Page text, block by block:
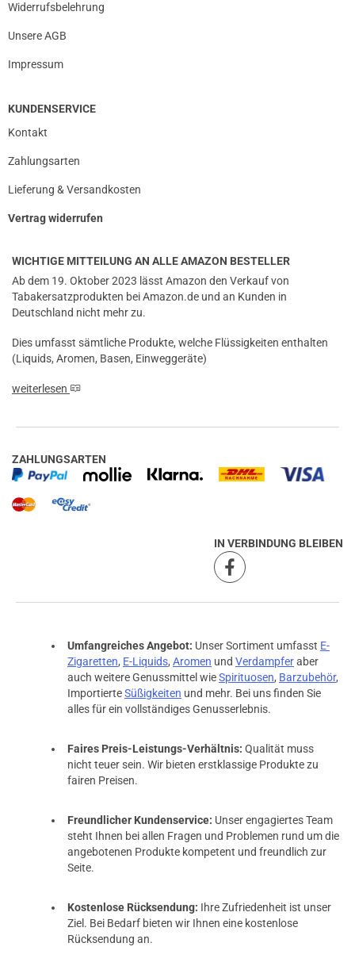
Widerrufsbelehrung
Unsere AGB
Impressum
KUNDENSERVICE
Kontakt
Zahlungsarten
Lieferung & Versandkosten
Vertrag widerrufen
WICHTIGE MITTEILUNG AN ALLE AMAZON BESTELLER
Ab dem 19. Oktober 2023 lässt Amazon den Verkauf von
Tabakersatzprodukten bei Amazon.de und an Kunden in
Deutschland nicht mehr zu.
Dies umfasst sämtliche Produkte, welche Flüssigkeiten enthalten
(Liquids, Aromen, Basen, Einweggeräte)
weiterlesen
ZAHLUNGSARTEN
IN VERBINDUNG BLEIBEN
Umfangreiches Angebot: Unser Sortiment umfasst E-
Zigaretten, E-Liquids, Aromen und Verdampferaber
auch weitere Genussmittel wieSpirituosen, Barzubehör,
ImportierteSüßigkeiten und mehr. Bei uns finden Sie
alles für ein vollständiges Genusserlebnis.
Faires Preis-Leistungs-Verhältnis: Qualität muss
nicht teuer sein. Wir bieten erstklassige Produkte zu
fairen Preisen.
Freundlicher Kundenservice: Unser engagiertes Team
steht Ihnen bei allen Fragen und Problemen rund um die
angebotenen Produkte kompetent und freundlich zur
Seite.
Kostenlose Rücksendung: Ihre Zufriedenheit ist unser
Ziel. Bei Bedarf bieten wir Ihnen eine kostenlose
Rücksendung an.